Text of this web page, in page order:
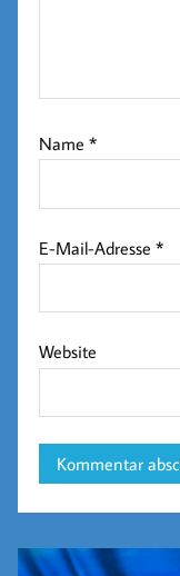
Name*
E-Mail-Adresse*
Website